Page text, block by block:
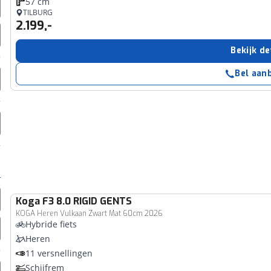
We tonen je graag relevante advertenties en
op en buiten onze website volgt – uiteraard op
en privacyverklaring. Als je weigert, plaatsen we
cookies. Je voorkeuren kun je later altijd
TILBURG
2.199,-
Bekijk
Bel
Koga F3 8.0 RIGID GENTS
KOGA Heren Vulkaan Zwart Mat 60cm 2026
Hybride fiets
Heren
11 versnellingen
Schijfrem